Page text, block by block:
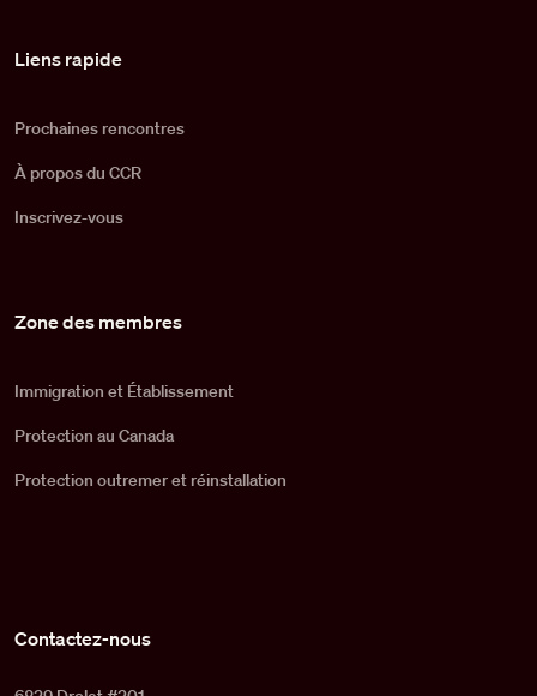
Liens rapide
Prochaines rencontres
À propos du CCR
Inscrivez-vous
Zone des membres
Immigration et Établissement
Protection au Canada
Protection outremer et réinstallation
Contactez-nous